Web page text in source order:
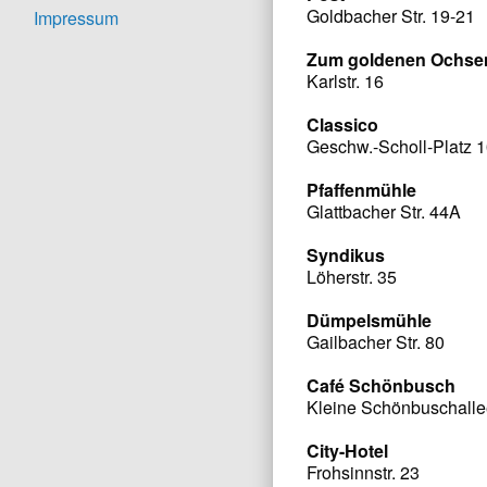
Impressum
Goldbacher Str. 19-21
Zum goldenen
Karlstr. 16
Classico
Geschw.-Scholl-Platz
Pfaffenmühle
Glattbacher Str. 44A
Syndikus
Löherstr. 35
Dümpelsmühle
Gailbacher Str. 80
Café Schönbusch
Kleine
City-Hotel
Frohsinnstr. 23